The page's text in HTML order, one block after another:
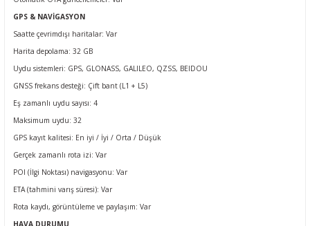
GPS & NAVİGASYON
Saatte çevrimdışı haritalar: Var
Harita depolama: 32 GB
Uydu sistemleri: GPS, GLONASS, GALILEO, QZSS, BEIDOU
GNSS frekans desteği: Çift bant (L1 + L5)
Eş zamanlı uydu sayısı: 4
Maksimum uydu: 32
GPS kayıt kalitesi: En iyi / İyi / Orta / Düşük
Gerçek zamanlı rota izi: Var
POI (İlgi Noktası) navigasyonu: Var
ETA (tahmini varış süresi): Var
Rota kaydı, görüntüleme ve paylaşım: Var
HAVA DURUMU